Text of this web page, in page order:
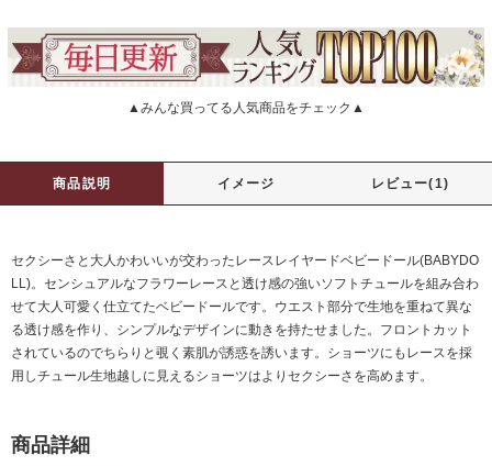
▲みんな買ってる人気商品をチェック▲
商品説明 イメージ レビュー(1)
セクシーさと大人かわいいが交わったレースレイヤードベビードール(BABYDO
LL)。センシュアルなフラワーレースと透け感の強いソフトチュールを組み合わ
せて大人可愛く仕立てたベビードールです。ウエスト部分で生地を重ねて異な
る透け感を作り、シンプルなデザインに動きを持たせました。フロントカット
されているのでちらりと覗く素肌が誘惑を誘います。ショーツにもレースを採
用しチュール生地越しに見えるショーツはよりセクシーさを高めます。
商品詳細